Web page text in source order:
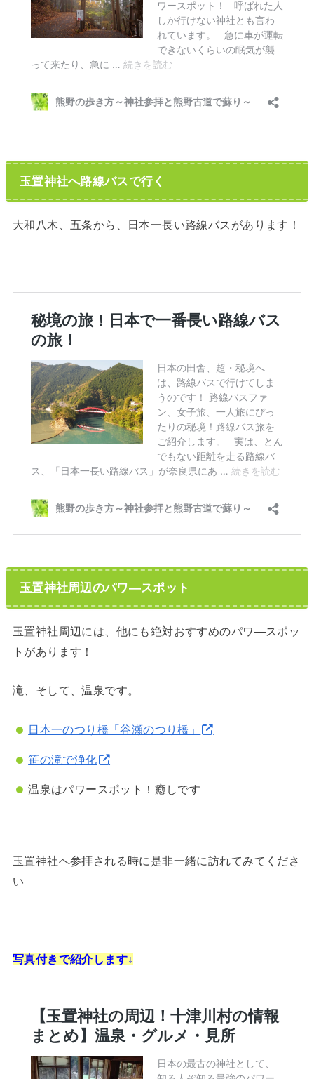
玉置神社へ路線バスで行く
大和八木、五条から、日本一長い路線バスがあります！
玉置神社周辺のパワ―スポット
玉置神社周辺には、他にも絶対おすすめのパワ―スポッ
トがあります！
滝、そして、温泉です。
日本一のつり橋「谷瀬のつり橋」
笹の滝で浄化
温泉はパワースポット！癒しです
玉置神社へ参拝される時に是非一緒に訪れてみてくださ
い
写真付きで紹介します↓